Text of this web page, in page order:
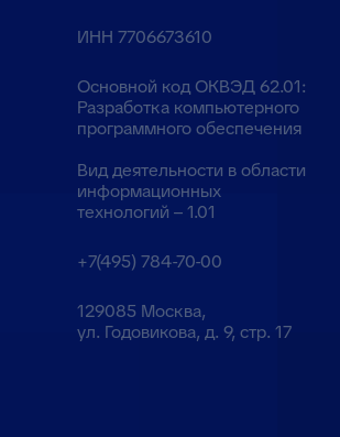
ИНН 7706673610
Основной код ОКВЭД 62.01:
Разработка компьютерного
программного обеспечения
Вид деятельности в области
информационных
технологий – 1.01
+7(495) 784-70-00
129085 Москва,
ул. Годовикова, д. 9, стр. 17